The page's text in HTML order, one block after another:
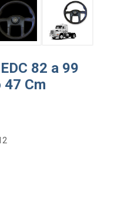
82 a 99
Cm